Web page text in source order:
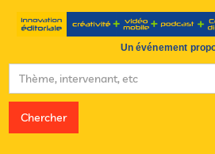
Un événement